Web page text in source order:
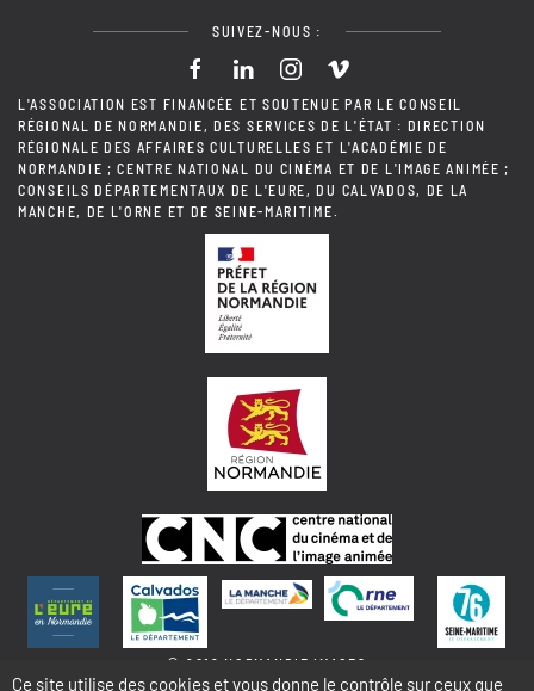
SUIVEZ-NOUS :
L'ASSOCIATION EST FINANCÉE ET SOUTENUE PAR LE CONSEIL
RÉGIONAL DE NORMANDIE, DES SERVICES DE L'ÉTAT : DIRECTION
RÉGIONALE DES AFFAIRES CULTURELLES ET L'ACADÉMIE DE
NORMANDIE ; CENTRE NATIONAL DU CINÉMA ET DE L'IMAGE ANIMÉE ;
CONSEILS DÉPARTEMENTAUX DE L'EURE, DU CALVADOS, DE LA
MANCHE, DE L'ORNE ET DE SEINE-MARITIME.
© 2018 NORMANDIE IMAGES
Ce site utilise des cookies et vous donne le contrôle sur ceux que